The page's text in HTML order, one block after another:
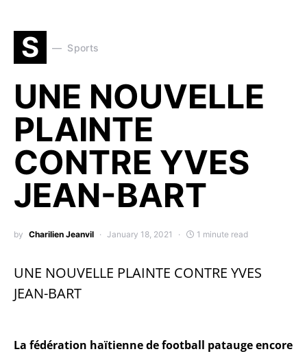
S Sports
UNE NOUVELLE
PLAINTE
CONTRE YVES
JEAN-BART
by Charilien Jeanvil January 18, 2021 1 minute read
UNE NOUVELLE PLAINTE CONTRE YVES
JEAN-BART
La fédération haïtienne de football patauge encore